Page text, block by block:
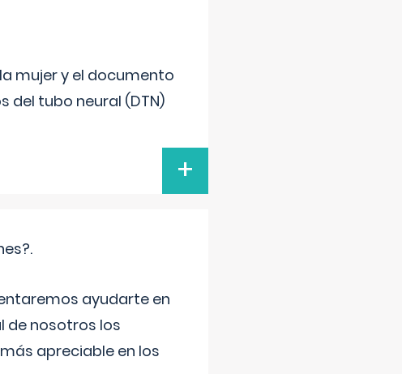
mujer y el documento
del tubo neural (DTN)
+
ayudarte en
de nosotros los
apreciable en los